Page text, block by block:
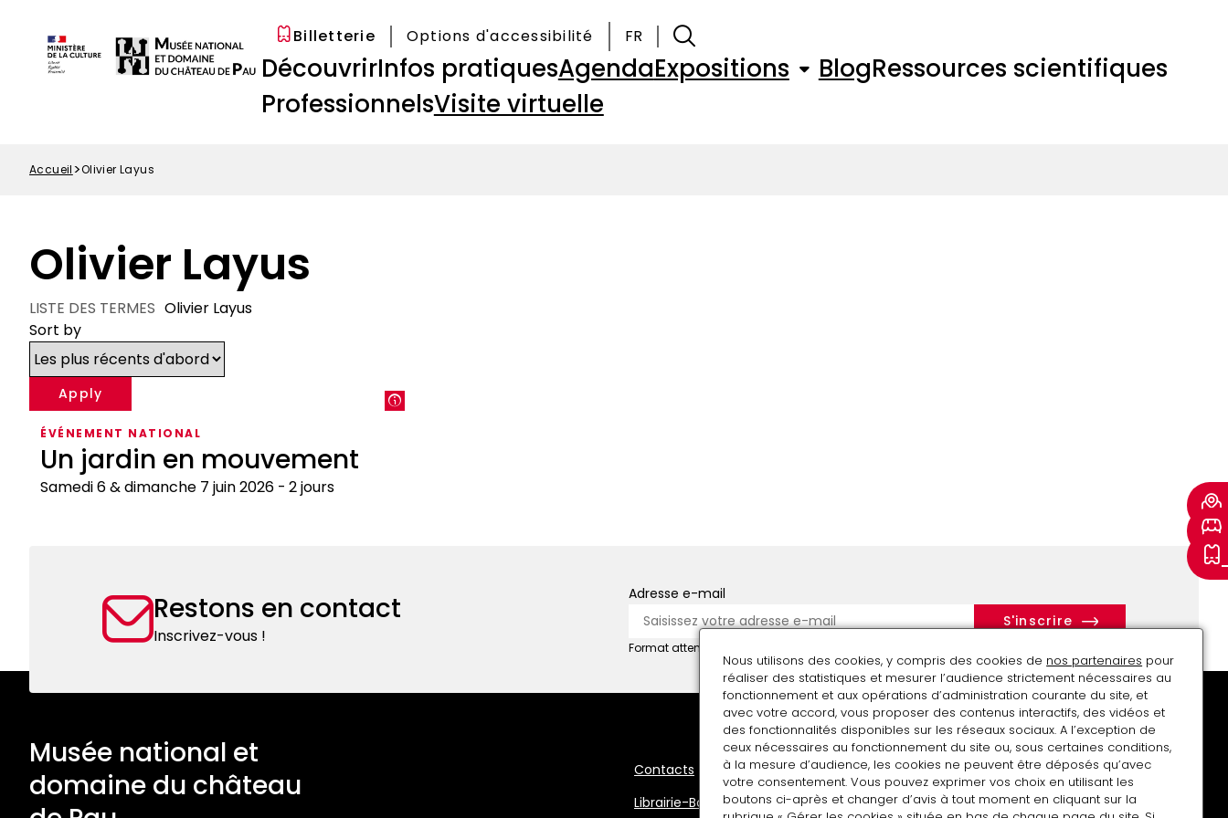
d'accessibilité
contenu
principal
Menu
Top
Billetterie Options d'accessibilité
FR
Navigation
principale
DécouvrirInfos pratiquesAgendaExpositions BlogRessources scientifiques
ProfessionnelsVisite virtuelle
Accueil Olivier Layus
Olivier Layus
LISTE DES TERMES Olivier Layus
Sort by
Un jardin en mouvement
Samedi 6 & dimanche 7 juin 2026 2 jours
ÉVÉNEMENT NATIONAL
Restons en contact
Inscrivez-vous !
Adresse e-mail
Format attendu : nom@domaine.fr
Musée national et
domaine du château
Pied
de
Contacts Soutenir le musée
Charte Tous photographes
Librairie-Boutique
Nous utilisons des cookies, y compris des cookies de nos partenaires pour
réaliser des statistiques et mesurer l’audience strictement nécessaires au
fonctionnement et aux opérations d’administration courante du site, et
avec votre accord, vous proposer des contenus interactifs, des vidéos et
des fonctionnalités disponibles sur les réseaux sociaux. A l’exception de
ceux nécessaires au fonctionnement du site ou, sous certaines conditions,
à la mesure d’audience, les cookies ne peuvent être déposés qu’avec
votre consentement. Vous pouvez exprimer vos choix en utilisant les
boutons ci-après et changer d’avis à tout moment en cliquant sur la